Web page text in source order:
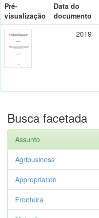
Pré-
visualização
Data do
documento
2019
Busca facetada
Assunto
Agribusiness
Appropriation
Fronteira